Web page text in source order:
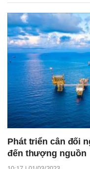
Phát triển cân đối
đến thượng nguồn